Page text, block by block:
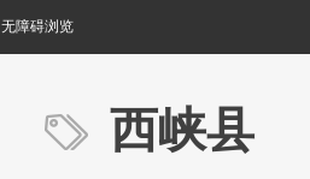
无障碍浏览
西峡县